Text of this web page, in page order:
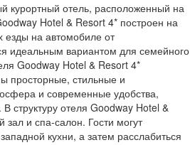
курортный отель, расположенный на
Hotel & Resort 4* построен на
езды на автомобиле от
идеальным вариантом для семейного
Goodway Hotel & Resort 4*
просторные, стильные и
и современные удобства,
структуру отеля Goodway Hotel &
и спа-салон. Гости могут
кухни, а затем расслабиться